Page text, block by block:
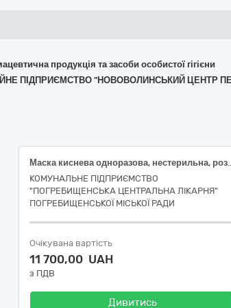
продукція та засоби особистої гігієни
ПІДПРИЄМСТВО "НОВОВОЛИНСЬКИЙ
Маска киснева одноразова, нестерильна, розмір :4, доросла, Перфузійний пристрій метелик, Перфузійний пристрій метелик, розмір 25G, кольорове кодування, довжина голки 19 мм, довжина
КОМУНАЛЬНЕ ПІДПРИЄМСТВО
"ПОГРЕБИЩЕНСЬКА ЦЕНТРАЛЬНА ЛІКАРНЯ"
ПОГРЕБИЩЕНСЬКОЇ МІСЬКОЇ РАДИ
Очікувана вартість
11 700,00 UAH
з ПДВ
Дивитись